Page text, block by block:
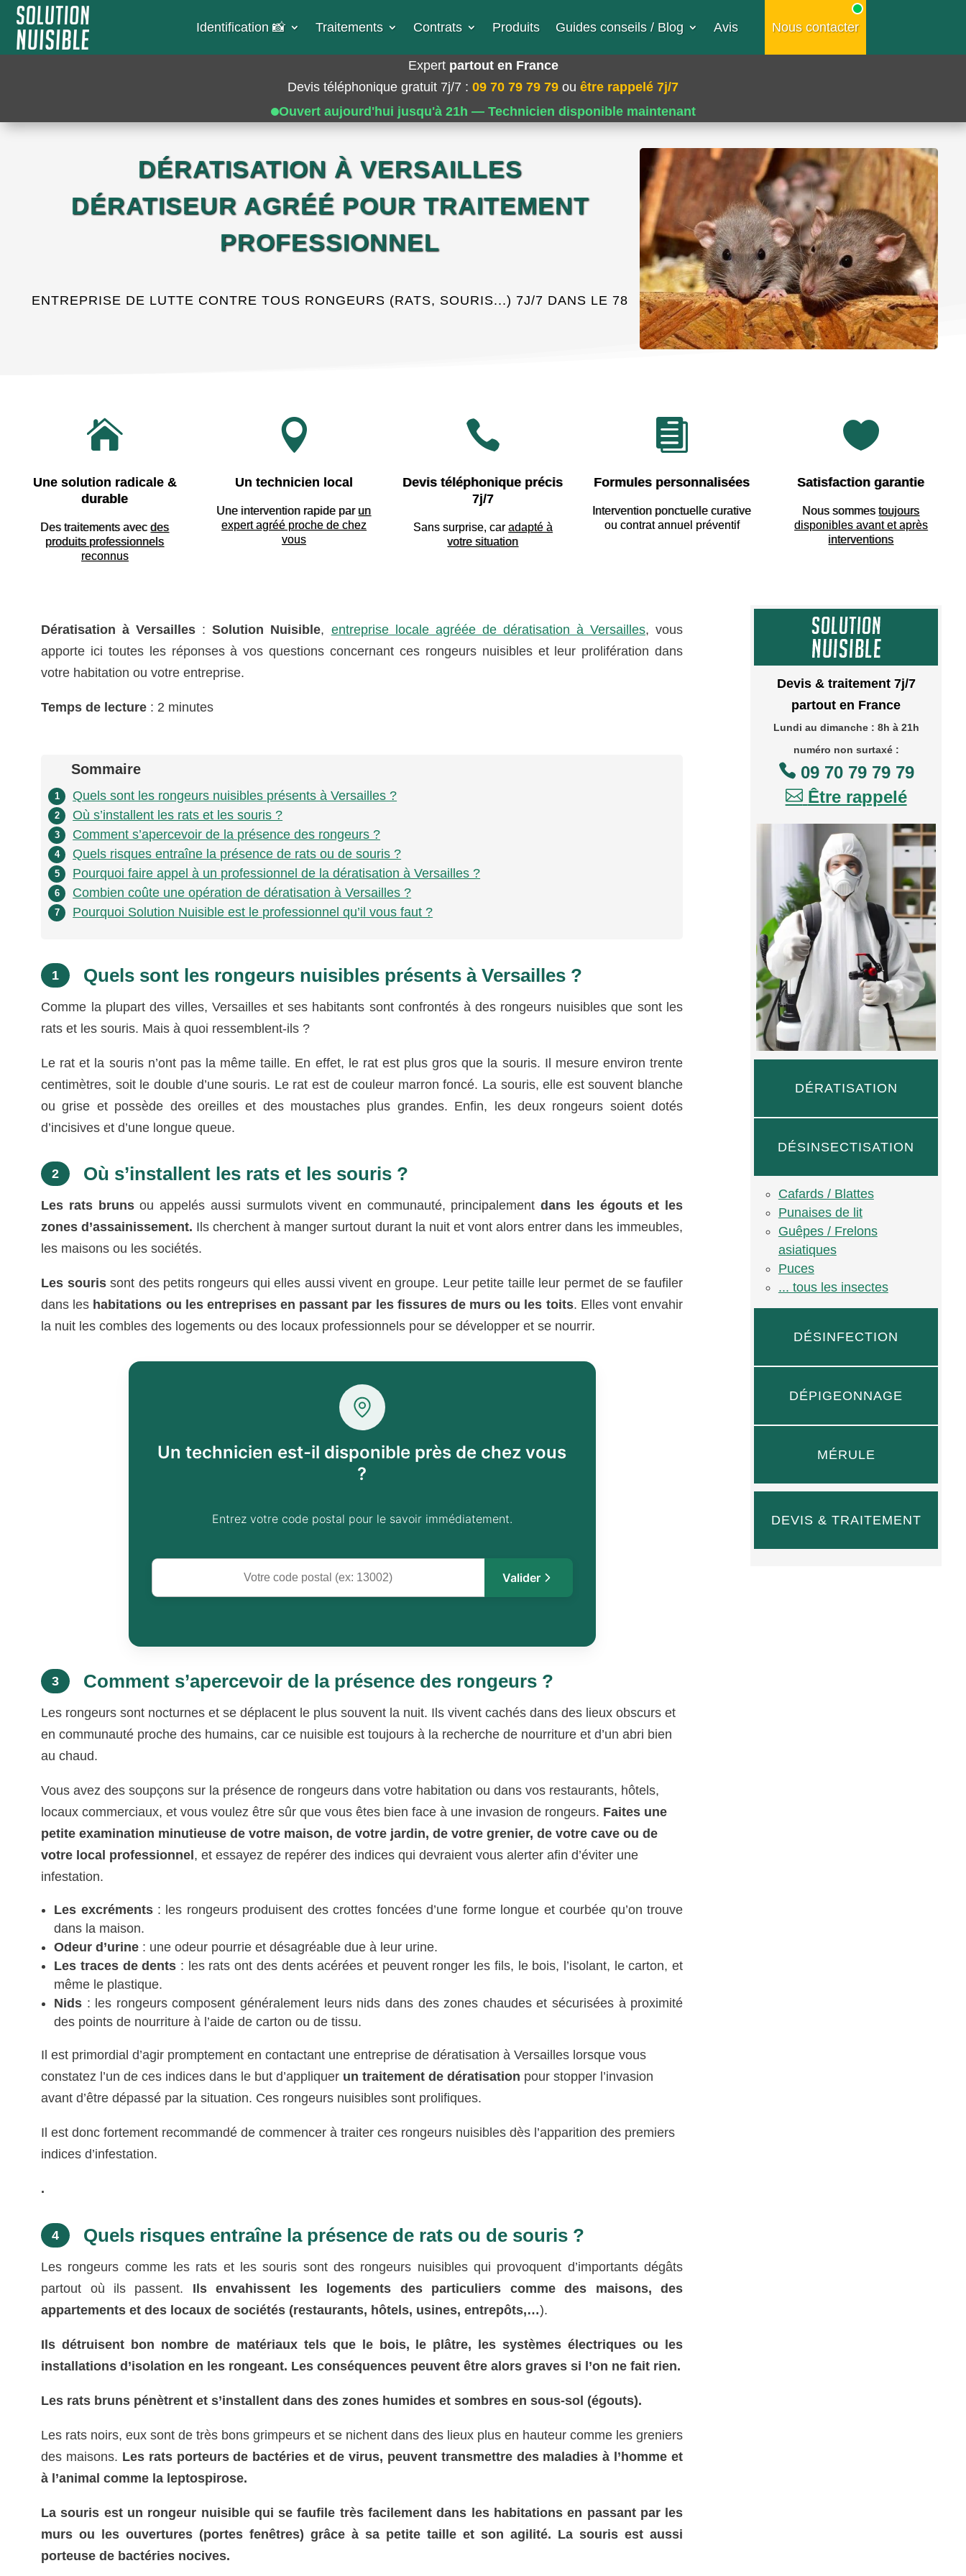
Identification 📸​ Traitements Contrats Produits Guides conseils / Blog Avis Nous contacter
Expert partout en France
Devis téléphonique gratuit 7j/7 : 09 70 79 79 79 ou être rappelé 7j/7
Ouvert aujourd'hui jusqu'à 21h — Technicien disponible maintenant
DÉRATISATION À VERSAILLES
DÉRATISEUR AGRÉÉ POUR TRAITEMENT
PROFESSIONNEL
ENTREPRISE DE LUTTE CONTRE TOUS RONGEURS (RATS, SOURIS...) 7J/7 DANS LE 78

Une solution radicale &
durable
Des traitements avecdes
produits professionnels
reconnus

Un technicien local
Une intervention rapide par un
expert agréé proche de chez
vous

Devis téléphonique précis
7j/7
Sans surprise, car adapté à
votre situation

Formules personnalisées
Intervention ponctuelle curative
ou contrat annuel préventif

Satisfaction garantie
Nous sommestoujours
disponibles avant et après
interventions
Dératisation à Versailles :Solution Nuisible, entreprise locale agréée de dératisation à Versailles, vous
apporte ici toutes les réponses à vos questions concernant ces rongeurs nuisibles et leur prolifération dans
votre habitation ou votre entreprise.
Temps de lecture : 2 minutes
Sommaire
1 Quels sont les rongeurs nuisibles présents à Versailles ?
2 Où s’installent les rats et les souris ?
3 Comment s’apercevoir de la présence des rongeurs ?
4 Quels risques entraîne la présence de rats ou de souris ?
5 Pourquoi faire appel à un professionnel de la dératisation à Versailles ?
6 Combien coûte une opération de dératisation à Versailles ?
7 Pourquoi Solution Nuisible est le professionnel qu’il vous faut ?
1 Quels sont les rongeurs nuisibles présents à Versailles ?
Comme la plupart des villes, Versailles et ses habitants sont confrontés à des rongeurs nuisibles que sont les
rats et les souris. Mais à quoi ressemblent-ils ?
Le rat et la souris n’ont pas la même taille. En effet, le rat est plus gros que la souris. Il mesure environ trente
centimètres, soit le double d’une souris. Le rat est de couleur marron foncé. La souris, elle est souvent blanche
ou grise et possède des oreilles et des moustaches plus grandes. Enfin, les deux rongeurs soient dotés
d’incisives et d’une longue queue.
2 Où s’installent les rats et les souris ?
Les rats brunsou appelés aussi surmulots vivent en communauté, principalement dans les égouts et les
zones d’assainissement. Ils cherchent à manger surtout durant la nuit et vont alors entrer dans les immeubles,
les maisons ou les sociétés.
Les sourissont des petits rongeurs qui elles aussi vivent en groupe. Leur petite taille leur permet de se faufiler
dans les habitations ou les entreprises en passant par les fissures de murs ou les toits. Elles vont envahir
la nuit les combles des logements ou des locaux professionnels pour se développer et se nourrir.
Un technicien est-il disponible près de chez vous
?
Entrez votre code postal pour le savoir immédiatement.
Valider
3 Comment s’apercevoir de la présence des rongeurs ?
Les rongeurs sont nocturnes et se déplacent le plus souvent la nuit. Ils vivent cachés dans des lieux obscurs et
en communauté proche des humains, car ce nuisible est toujours à la recherche de nourriture et d’un abri bien
au chaud.
Vous avez des soupçons sur la présence de rongeurs dans votre habitation ou dans vos restaurants, hôtels,
locaux commerciaux, et vous voulez être sûr que vous êtes bien face à une invasion de rongeurs. Faites une
petite examination minutieuse de votre maison, de votre jardin, de votre grenier, de votre cave ou de
votre local professionnel , et essayez de repérer des indices qui devraient vous alerter afin d’éviter une
infestation.
Les excréments: les rongeurs produisent des crottes foncées d’une forme longue et courbée qu’on trouve
dans la maison.
Odeur d’urine : une odeur pourrie et désagréable due à leur urine.
Les traces de dents : les rats ont des dents acérées et peuvent ronger les fils, le bois, l’isolant, le carton, et
même le plastique.
Nids : les rongeurs composent généralement leurs nids dans des zones chaudes et sécurisées à proximité
des points de nourriture à l’aide de carton ou de tissu.
Il est primordial d’agir promptement en contactant une entreprise de dératisation à Versailles lorsque vous
constatez l’un de ces indices dans le but d’appliquer un traitement de dératisation pour stopper l’invasion
avant d’être dépassé par la situation. Ces rongeurs nuisibles sont prolifiques.
Il est donc fortement recommandé de commencer à traiter ces rongeurs nuisibles dès l’apparition des premiers
indices d’infestation.
.
4 Quels risques entraîne la présence de rats ou de souris ?
Les rongeurs comme les rats et les souris sont des rongeurs nuisibles qui provoquent d’importants dégâts
partout où ils passent. Ils envahissent les logements des particuliers comme des maisons, des
appartements et des locaux de sociétés (restaurants, hôtels, usines, entrepôts,…).
Ils détruisent bon nombre de matériaux tels que le bois, le plâtre, les systèmes électriques ou les
installations d’isolation en les rongeant. Les conséquences peuvent être alors graves si l’on ne fait rien.
Les rats bruns pénètrent et s’installent dans des zones humides et sombres en sous-sol (égouts).
Les rats noirs, eux sont de très bons grimpeurs et se nichent dans des lieux plus en hauteur comme les greniers
des maisons. Les rats porteurs de bactéries et de virus, peuvent transmettre des maladies à l’homme et
à l’animal comme la leptospirose.
La souris est un rongeur nuisible qui se faufile très facilement dans les habitations en passant par les
murs ou les ouvertures (portes fenêtres) grâce à sa petite taille et son agilité. La souris est aussi
porteuse de bactéries nocives.
Devis & traitement 7j/7
partout en France
Lundi au dimanche : 8h à 21h
numéro non surtaxé :
09 70 79 79 79
 Être rappelé
DÉRATISATION
DÉSINSECTISATION
Cafards / Blattes
Punaises de lit
Guêpes / Frelons
asiatiques
Puces
... tous les insectes
DÉSINFECTION
DÉPIGEONNAGE
MÉRULE
DEVIS & TRAITEMENT